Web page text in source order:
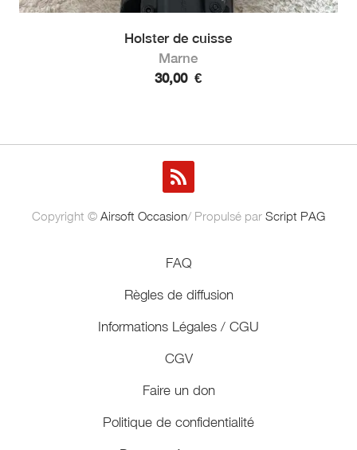
Holster de cuisse
Marne
30,00 €
Copyright © Airsoft Occasion/ Propulsé par Script PAG
FAQ
Règles de diffusion
Informations Légales / CGU
CGV
Faire un don
Politique de confidentialité